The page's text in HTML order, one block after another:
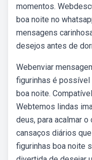
momentos.
boa noite no
mensagens
desejos antes de
Webenviar
figurinhas é
boa noite.
Webtemos lindas
deus, para acalmar
cansaços diários
figurinhas boa noite